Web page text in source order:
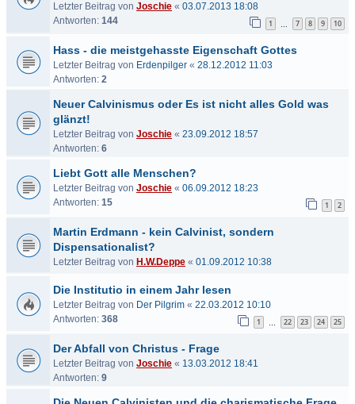
Letzter Beitrag von Joschie « 03.07.2013 18:08
Antworten: 144 1 7 8 9 10
Hass - die meistgehasste Eigenschaft Gottes
Letzter Beitrag von Erdenpilger « 28.12.2012 11:03
Antworten: 2
Neuer Calvinismus oder Es ist nicht alles Gold was
glänzt!
Letzter Beitrag von Joschie « 23.09.2012 18:57
Antworten: 6
Liebt Gott alle Menschen?
Letzter Beitrag von Joschie « 06.09.2012 18:23
Antworten: 15 1 2
Martin Erdmann - kein Calvinist, sondern
Dispensationalist?
Letzter Beitrag von H.W.Deppe « 01.09.2012 10:38
Die Institutio in einem Jahr lesen
Letzter Beitrag von Der Pilgrim « 22.03.2012 10:10
Antworten: 368 1 22 23 24 25
Der Abfall von Christus - Frage
Letzter Beitrag von Joschie « 13.03.2012 18:41
Antworten: 9